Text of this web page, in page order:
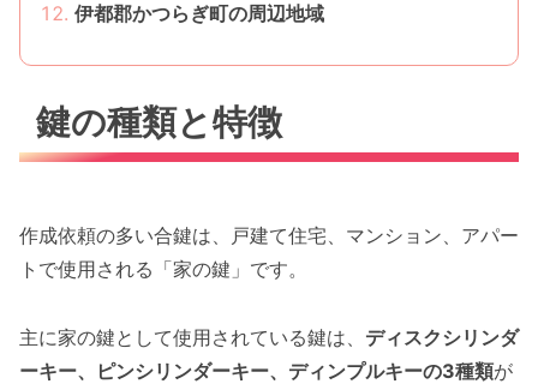
伊都郡かつらぎ町の周辺地域
鍵の種類と特徴
作成依頼の多い合鍵は、戸建て住宅、マンション、アパー
トで使用される「家の鍵」です。
主に家の鍵として使用されている鍵は、 ディスクシリンダ
ーキー、ピンシリンダーキー、ディンプルキーの3種類が